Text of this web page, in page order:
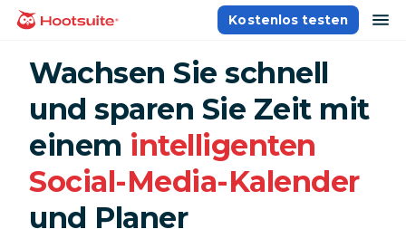
Direkt
zumHomepage
Kostenlos testen
Wachsen Sie schnell
und sparen Sie Zeit mit
einem intelligenten
Social-Media-Kalender
und Planer